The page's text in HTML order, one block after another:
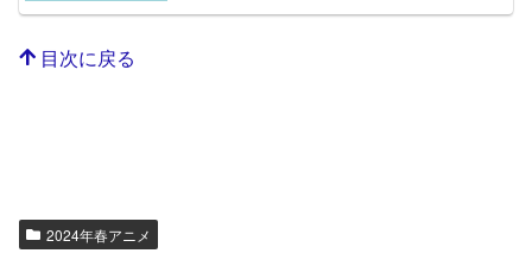
目次に戻る
2024年春アニメ